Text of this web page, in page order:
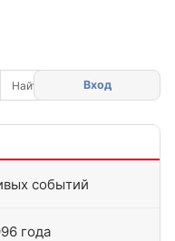
Вход
событий
года